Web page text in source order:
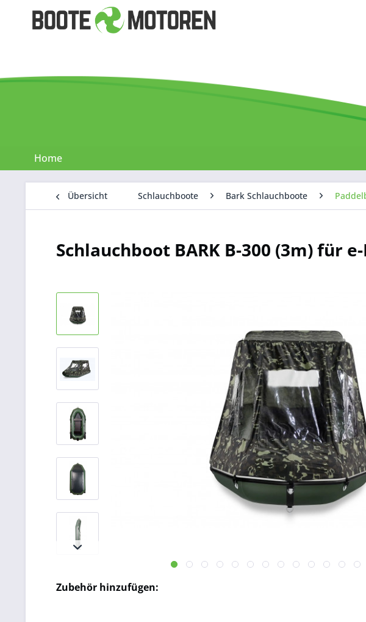
Home
Übersicht Schlauchboote Bark Schlauchboote
Schlauchboot BARK B-300 (3m) für
Zubehör hinzufügen: